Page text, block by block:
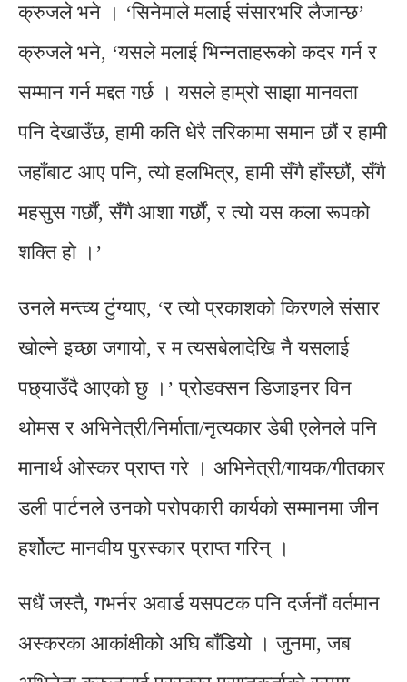
क्रुजले भने । ‘सिनेमाले मलाई संसारभरि लैजान्छ’
क्रुजले भने, ‘यसले मलाई भिन्नताहरूको कदर गर्न र
सम्मान गर्न मद्दत गर्छ । यसले हाम्रो साझा मानवता
पनि देखाउँछ, हामी कति धेरै तरिकामा समान छौं र हामी
जहाँबाट आए पनि, त्यो हलभित्र, हामी सँगै हाँस्छौं, सँगै
महसुस गर्छौं, सँगै आशा गर्छौं, र त्यो यस कला रूपको
शक्ति हो ।’
उनले मन्त्व्य टुंग्याए, ‘र त्यो प्रकाशको किरणले संसार
खोल्ने इच्छा जगायो, र म त्यसबेलादेखि नै यसलाई
पछ्याउँदै आएको छु ।’ प्रोडक्सन डिजाइनर विन
थोमस र अभिनेत्री/निर्माता/नृत्यकार डेबी एलेनले पनि
मानार्थ ओस्कर प्राप्त गरे । अभिनेत्री/गायक/गीतकार
डली पार्टनले उनको परोपकारी कार्यको सम्मानमा जीन
हर्शोल्ट मानवीय पुरस्कार प्राप्त गरिन् ।
सधैं जस्तै, गभर्नर अवार्ड यसपटक पनि दर्जनौं वर्तमान
अस्करका आकांक्षीको अघि बाँडियो । जुनमा, जब